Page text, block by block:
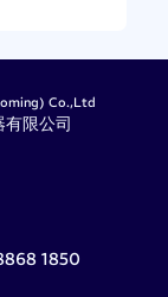
Co.,Ltd
限公司
1850